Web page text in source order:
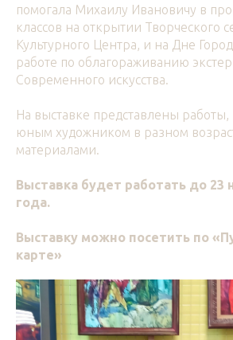
помогала Михаилу Ивановичу в
классов на открытии Творческого
Культурного Центра, и на Дне
работе по облагораживанию
Современного искусства.
На выставке представлены
юным художником в разном
материалами.
Выставка будет работать до 23
года.
Выставку можно посетить по
карте»